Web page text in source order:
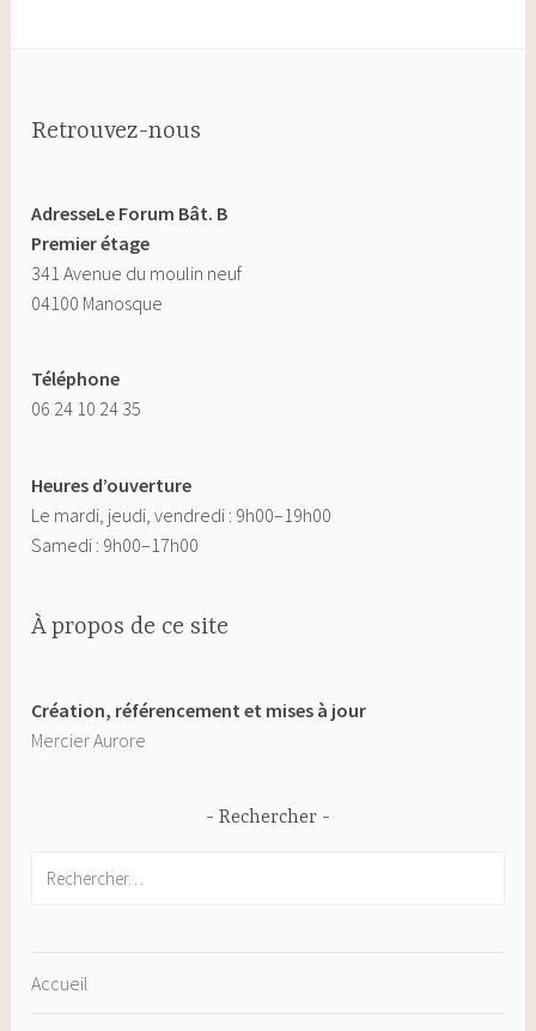
Retrouvez-nous
AdresseLe Forum Bât. B
Premier étage
341 Avenue du moulin neuf
04100 Manosque
Téléphone
06 24 10 24 35
Heures d’ouverture
Le mardi, jeudi, vendredi : 9h00–19h00
Samedi : 9h00–17h00
À propos de ce site
Création, référencement et mises à jour
Mercier Aurore
Rechercher
Accueil